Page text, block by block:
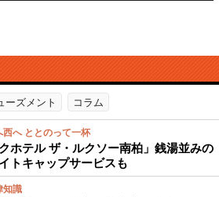
ーズメント コラム
へ ととのって一杯
ホテル ザ・ルクソー南柏」銭湯並みの
トキャップサービスも
知識